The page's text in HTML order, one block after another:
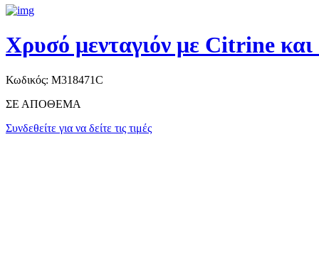
Χρυσό μενταγιόν με Citrine
Κωδικός: M318471C
ΣΕ ΑΠΟΘΕΜΑ
Συνδεθείτε για να δείτε τις τιμές